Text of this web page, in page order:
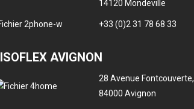
14120 Mondeville
+33 (0)2 31 78 68 33
ISOFLEX AVIGNON
28 Avenue Fontcouverte,
84000 Avignon